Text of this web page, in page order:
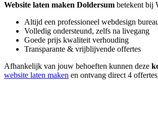
Website laten maken Doldersum betekent bij
Altijd een professioneel webdesign
Volledig ondersteund, zelfs na livegang
Goede prijs kwaliteit verhouding
Transparante & vrijblijvende offertes
Afhankelijk van jouw behoeften kunnen deze
website laten maken en ontvang direct 4